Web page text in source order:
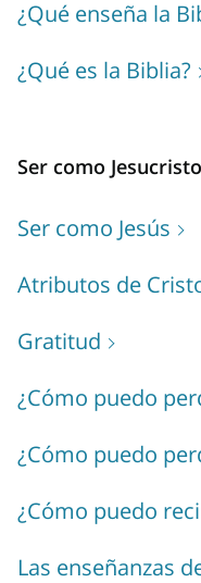
¿Qué enseña la
¿Qué es la Biblia?
Ser como Jesucristo
Ser como Jesús
Atributos de
Gratitud
¿Cómo puedo
¿Cómo puedo
¿Cómo puedo
Las enseñanzas